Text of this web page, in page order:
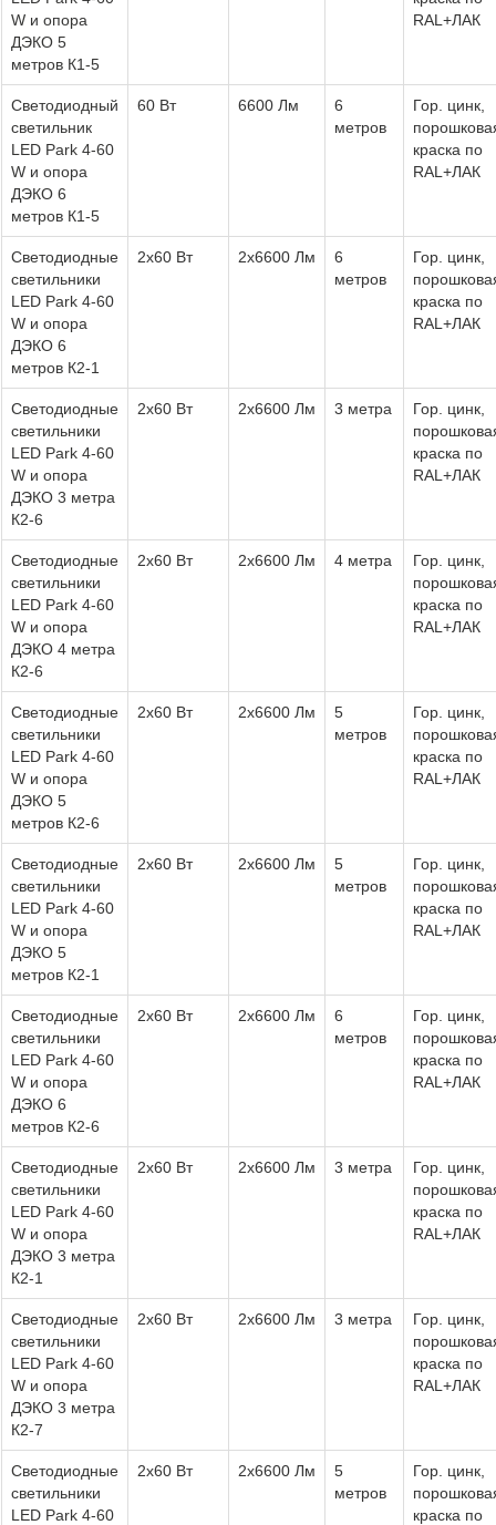
W и опора
ДЭКО 5
метров К1-5
RAL+ЛАК
Светодиодный
светильник
LED Park 4-60
W и опора
ДЭКО 6
метров К1-5
60 Вт 6600 Лм
6
метров
Гор. цинк,
краска по
RAL+ЛАК
Светодиодные
светильники
LED Park 4-60
W и опора
ДЭКО 6
метров К2-1
2х60 Вт 2х6600 Лм
6
метров
Гор. цинк,
краска по
RAL+ЛАК
Светодиодные
светильники
LED Park 4-60
W и опора
ДЭКО 3 метра
К2-6
2х60 Вт 2х6600 Лм 3 метра
Гор. цинк,
краска по
RAL+ЛАК
Светодиодные
светильники
LED Park 4-60
W и опора
ДЭКО 4 метра
К2-6
2х60 Вт 2х6600 Лм 4 метра
Гор. цинк,
краска по
RAL+ЛАК
Светодиодные
светильники
LED Park 4-60
W и опора
ДЭКО 5
метров К2-6
2х60 Вт 2х6600 Лм
5
метров
Гор. цинк,
краска по
RAL+ЛАК
Светодиодные
светильники
LED Park 4-60
W и опора
ДЭКО 5
метров К2-1
2х60 Вт 2х6600 Лм
5
метров
Гор. цинк,
краска по
RAL+ЛАК
Светодиодные
светильники
LED Park 4-60
W и опора
ДЭКО 6
метров К2-6
2х60 Вт 2х6600 Лм
6
метров
Гор. цинк,
краска по
RAL+ЛАК
Светодиодные
светильники
LED Park 4-60
W и опора
ДЭКО 3 метра
К2-1
2х60 Вт 2х6600 Лм 3 метра
Гор. цинк,
краска по
RAL+ЛАК
Светодиодные
светильники
LED Park 4-60
W и опора
ДЭКО 3 метра
К2-7
2х60 Вт 2х6600 Лм 3 метра
Гор. цинк,
краска по
RAL+ЛАК
Светодиодные
светильники
LED Park 4-60
2х60 Вт 2х6600 Лм
5
метров
Гор. цинк,
краска по